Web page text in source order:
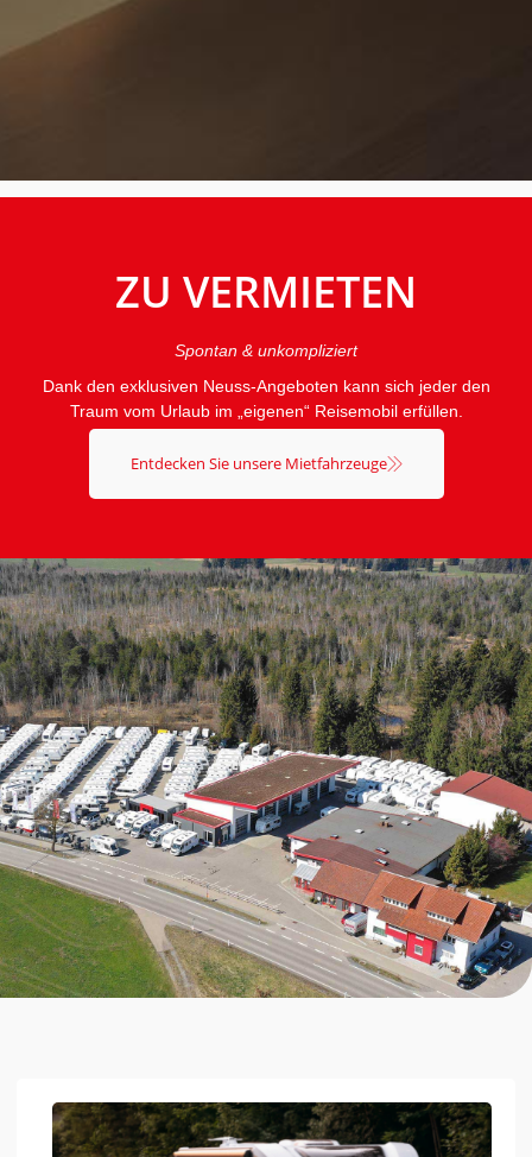
ZU VERMIETEN
Spontan & unkompliziert
Dank den exklusiven Neuss-Angeboten kann sich jeder den
Traum vom Urlaub im „eigenen“ Reisemobil erfüllen.
Entdecken Sie unsere Mietfahrzeuge